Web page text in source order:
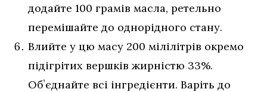
додайте 100 грамів масла, ретельно
перемішайте до однорідного стану.
Влийте у цю масу 200 мілілітрів окремо
підігрітих вершків жирністю 33%.
Обʼєднайте всі інгредієнти. Варіть до